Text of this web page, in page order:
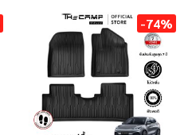
-74%